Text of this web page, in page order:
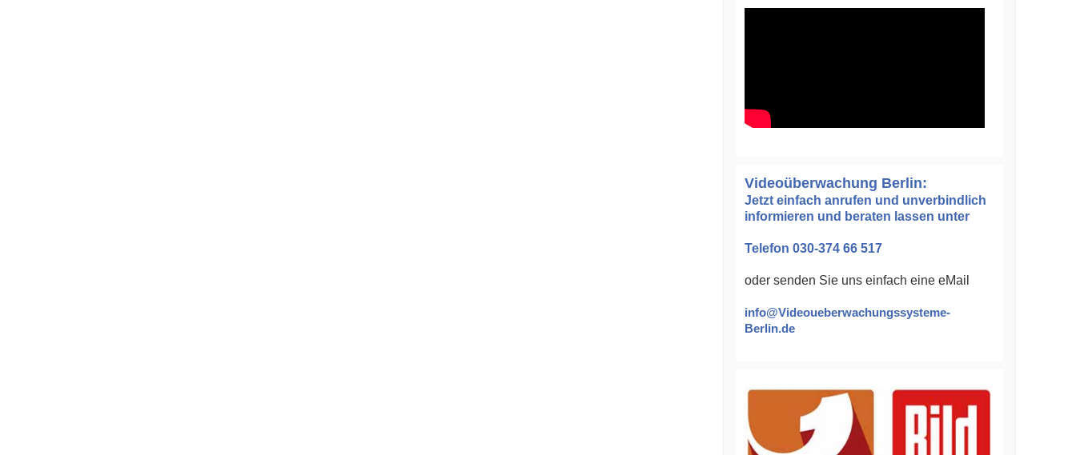
Videoüberwachung Berlin:
Jetzt einfach anrufen und unverbindlich
informieren und beraten lassen unter
Telefon 030-374 66 517
oder senden Sie uns einfach eine eMail
info@Videoueberwachungssysteme-
Berlin.de